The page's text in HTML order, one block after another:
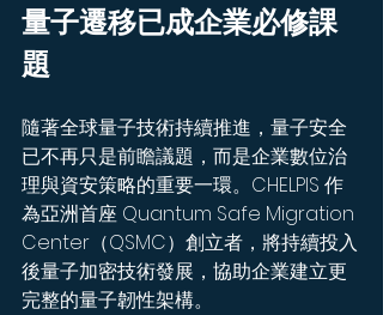
量子遷移已成企業必修課
題
隨著全球量子技術持續推進，量子安全
已不再只是前瞻議題，而是企業數位治
理與資安策略的重要一環。CHELPIS 作
為亞洲首座 Quantum Safe Migration
Center（QSMC）創立者，將持續投入
後量子加密技術發展，協助企業建立更
完整的量子韌性架構。